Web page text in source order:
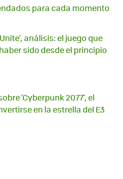
para cada momento
análisis: el juego que
sido desde el principio
'Cyberpunk 2077', el
en la estrella del E3